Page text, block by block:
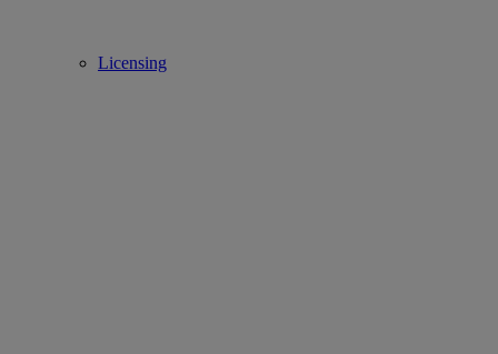
Licensing